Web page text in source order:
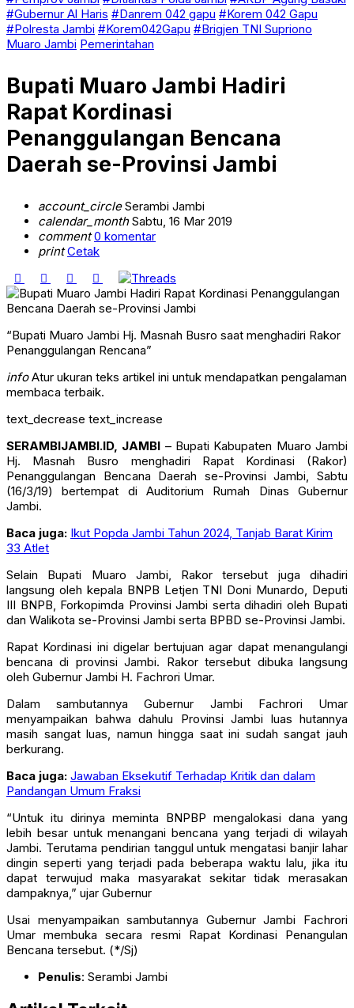
#Gubernur Al Haris #Danrem 042 gapu #Korem 042 Gapu
#Polresta Jambi #Korem042Gapu #Brigjen TNI Supriono
Muaro Jambi Pemerintahan
Bupati Muaro Jambi Hadiri
Rapat Kordinasi
Penanggulangan Bencana
Daerah se-Provinsi Jambi
account_circleSerambi Jambi
calendar_monthSabtu, 16 Mar 2019
comment 0 komentar
print Cetak
“Bupati Muaro Jambi Hj. Masnah Busro saat menghadiri Rakor
Penanggulangan Rencana”
infoAtur ukuran teks artikel ini untuk mendapatkan pengalaman
membaca terbaik.
text_decrease text_increase
SERAMBIJAMBI.ID, JAMBI – Bupati Kabupaten Muaro Jambi
Hj. Masnah Busro menghadiri Rapat Kordinasi (Rakor)
Penanggulangan Bencana Daerah se-Provinsi Jambi, Sabtu
(16/3/19) bertempat di Auditorium Rumah Dinas Gubernur
Jambi.
Baca juga: Ikut Popda Jambi Tahun 2024, Tanjab Barat Kirim
33 Atlet
Selain Bupati Muaro Jambi, Rakor tersebut juga dihadiri
langsung oleh kepala BNPB Letjen TNI Doni Munardo, Deputi
III BNPB, Forkopimda Provinsi Jambi serta dihadiri oleh Bupati
dan Walikota se-Provinsi Jambi serta BPBD se-Provinsi Jambi.
Rapat Kordinasi ini digelar bertujuan agar dapat menangulangi
bencana di provinsi Jambi. Rakor tersebut dibuka langsung
oleh Gubernur Jambi H. Fachrori Umar.
Dalam sambutannya Gubernur Jambi Fachrori Umar
menyampaikan bahwa dahulu Provinsi Jambi luas hutannya
masih sangat luas, namun hingga saat ini sudah sangat jauh
berkurang.
Baca juga: Jawaban Eksekutif Terhadap Kritik dan dalam
Pandangan Umum Fraksi
“Untuk itu dirinya meminta BNPBP mengalokasi dana yang
lebih besar untuk menangani bencana yang terjadi di wilayah
Jambi. Terutama pendirian tanggul untuk mengatasi banjir lahar
dingin seperti yang terjadi pada beberapa waktu lalu, jika itu
dapat terwujud maka masyarakat sekitar tidak merasakan
dampaknya,” ujar Gubernur
Usai menyampaikan sambutannya Gubernur Jambi Fachrori
Umar membuka secara resmi Rapat Kordinasi Penangulan
Bencana tersebut. (*/Sj)
Penulis: Serambi Jambi